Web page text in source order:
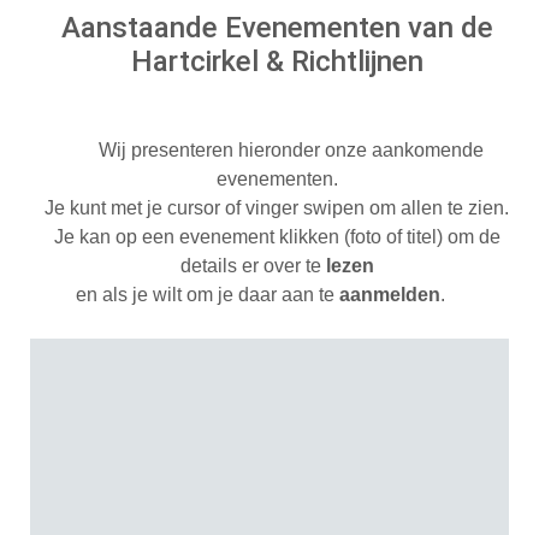
Aanstaande Evenementen van de
Hartcirkel & Richtlijnen
Wij presenteren hieronder onze aankomende
evenementen.
Je kunt met je cursor of vinger swipen om allen te zien.
Je kan op een evenement klikken (foto of titel) om de
details er over te lezen
en als je wilt om je daar aan teaanmelden.